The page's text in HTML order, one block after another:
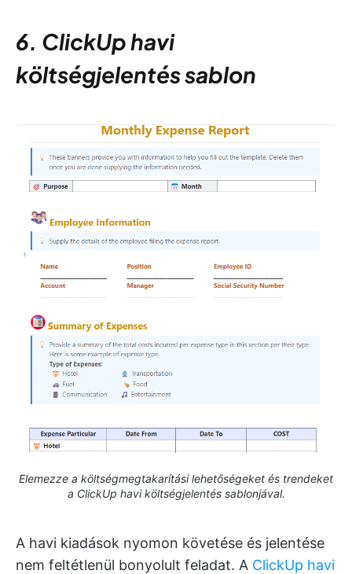
6. ClickUp havi
költségjelentés sablon
Elemezze a költségmegtakarítási lehetőségeket és trendeket
a ClickUp havi költségjelentés sablonjával.
A havi kiadások nyomon követése és jelentése
nem feltétlenül bonyolult feladat. A ClickUp havi